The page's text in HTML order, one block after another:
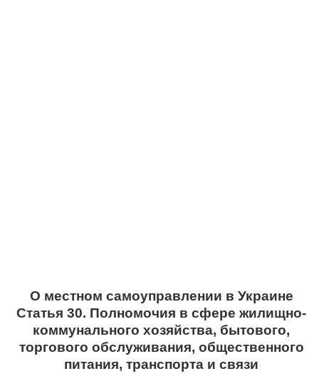
О местном самоуправлении в Украине
Статья 30. Полномочия в сфере жилищно-
коммунального хозяйства, бытового,
торгового обслуживания, общественного
питания, транспорта и связи